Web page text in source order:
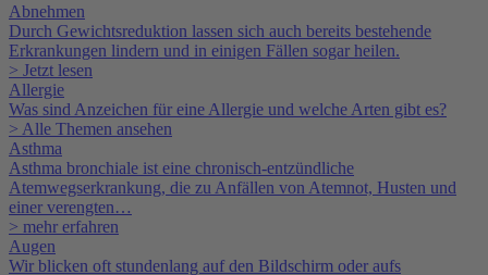
Abnehmen
Durch Gewichtsreduktion lassen sich auch bereits bestehende
Erkrankungen lindern und in einigen Fällen sogar heilen.
> Jetzt lesen
Allergie
Was sind Anzeichen für eine Allergie und welche Arten gibt es?
> Alle Themen ansehen
Asthma
Asthma bronchiale ist eine chronisch-entzündliche
Atemwegserkrankung, die zu Anfällen von Atemnot, Husten und
einer verengten…
> mehr erfahren
Augen
Wir blicken oft stundenlang auf den Bildschirm oder aufs